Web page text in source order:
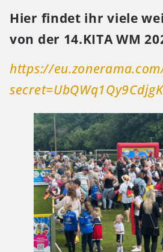
Hier findet ihr viele
von der 14.KITA WM
https://